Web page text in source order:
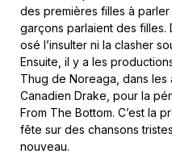
des premières filles à
garçons parlaient des filles.
osé l’insulter ni la clasher
Ensuite, il y a les
Thug de Noreaga, dans
Canadien Drake, pour la
From The Bottom. C’est la
fête sur des chansons
nouveau.